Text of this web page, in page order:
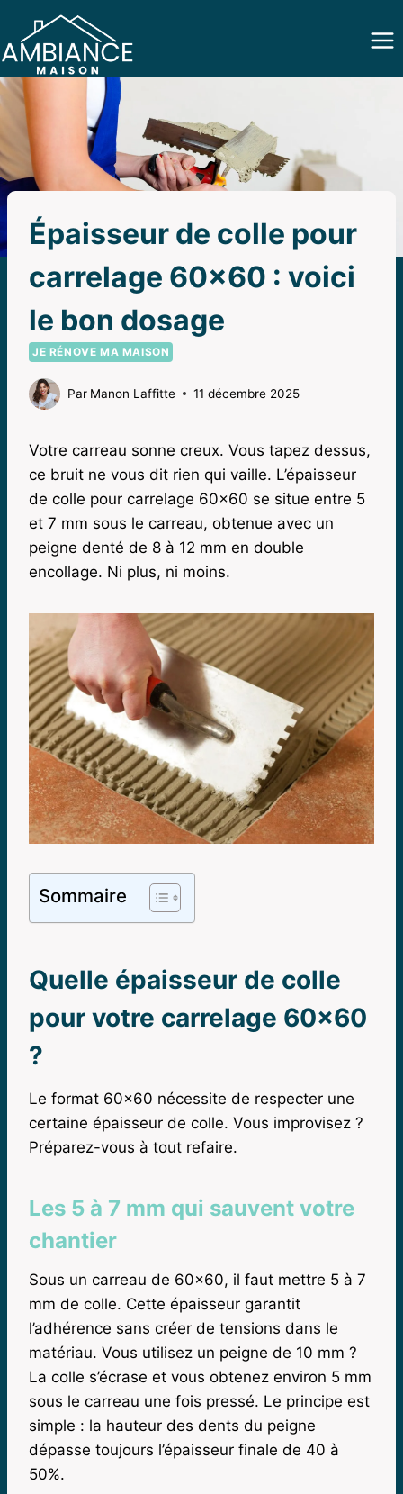
contenu
Épaisseur de colle pour
carrelage 60×60 : voici
le bon dosage
JE RÉNOVE MA MAISON
Par Manon Laffitte 11 décembre 2025
Votre carreau sonne creux. Vous tapez dessus,
ce bruit ne vous dit rien qui vaille. L’épaisseur
de colle pour carrelage 60×60 se situe entre 5
et 7 mm sous le carreau, obtenue avec un
peigne denté de 8 à 12 mm en double
encollage. Ni plus, ni moins.
Sommaire
Quelle épaisseur de colle
pour votre carrelage 60×60
?
Le format 60×60 nécessite de respecter une
certaine épaisseur de colle. Vous improvisez ?
Préparez-vous à tout refaire.
Les 5 à 7 mm qui sauvent votre
chantier
Sous un carreau de 60×60, il faut mettre 5 à 7
mm de colle. Cette épaisseur garantit
l’adhérence sans créer de tensions dans le
matériau. Vous utilisez un peigne de 10 mm ?
La colle s’écrase et vous obtenez environ 5 mm
sous le carreau une fois pressé. Le principe est
simple : la hauteur des dents du peigne
dépasse toujours l’épaisseur finale de 40 à
50%.